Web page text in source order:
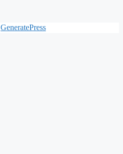
GeneratePress